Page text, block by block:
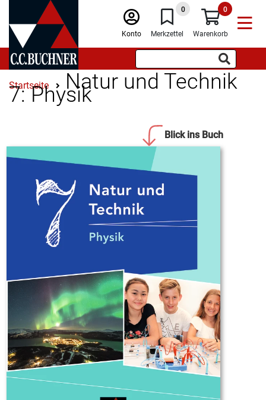
Konto
0
Merkzettel
0
Warenkorb
Startseite Natur und Technik
7: Physik
Blick ins Buch